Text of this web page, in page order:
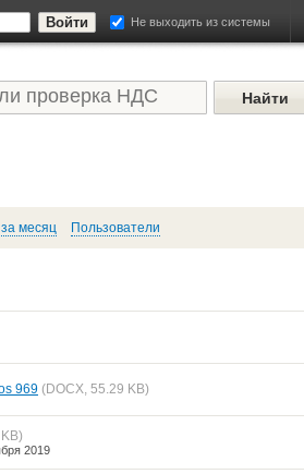
Не выходить из системы
месяц Пользователи
969 (DOCX, 55.29 KB)
2019